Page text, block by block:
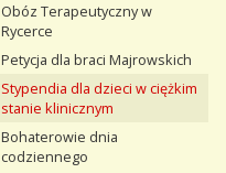
Obóz Terapeutyczny w
Rycerce
Petycja dla braci Majrowskich
Stypendia dla dzieci w ciężkim
stanie klinicznym
Bohaterowie dnia
codziennego